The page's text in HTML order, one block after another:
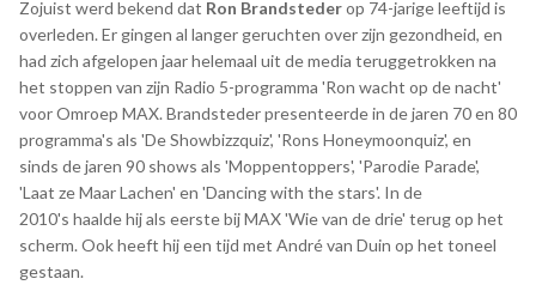
Ka de slang
Maar nu een anekdote. Vanzelfsprekend stond ooit de
eerste kandidaat op de lijst met een angst voor ´slangen´. De
natuurlijke angst of afkeer voor slangen is niet vreemd en bij
de mens door de natuur ingegeven. En vooral bij Hollanders,
die er niet zo aan gewend zijn. Dus ik had ook zoiets. Tijdens
de repetitie van het programma overdag (de opname was pas
in de avond), gebruikten we natuurlijk een rubberen slang.
Maar de dierenverzorger was voor de lunch reeds ter plekke
met de echte, kleine Boa Constrictor. In stilte vroeg ik ´de
expert´ even op mijn kleedkamer langs te komen met ´de
Zojuist werd bekend dat Ron Brandstederop 74-jarige leeftijd is
overleden. Er gingen al langer geruchten over zijn gezondheid, en
had zich afgelopen jaar helemaal uit de media teruggetrokken na
het stoppen van zijn Radio 5-programma 'Ron wacht op de nacht'
voor Omroep MAX. Brandsteder presenteerde in de jaren 70 en 80
programma's als 'De Showbizzquiz', 'Rons Honeymoonquiz', en
sinds de jaren 90 shows als 'Moppentoppers', 'Parodie Parade',
'Laat ze Maar Lachen' en 'Dancing with the stars'. In de
2010's haalde hij als eerste bij MAX 'Wie van de drie' terug op het
scherm. Ook heeft hij een tijd met André van Duin op het toneel
gestaan.